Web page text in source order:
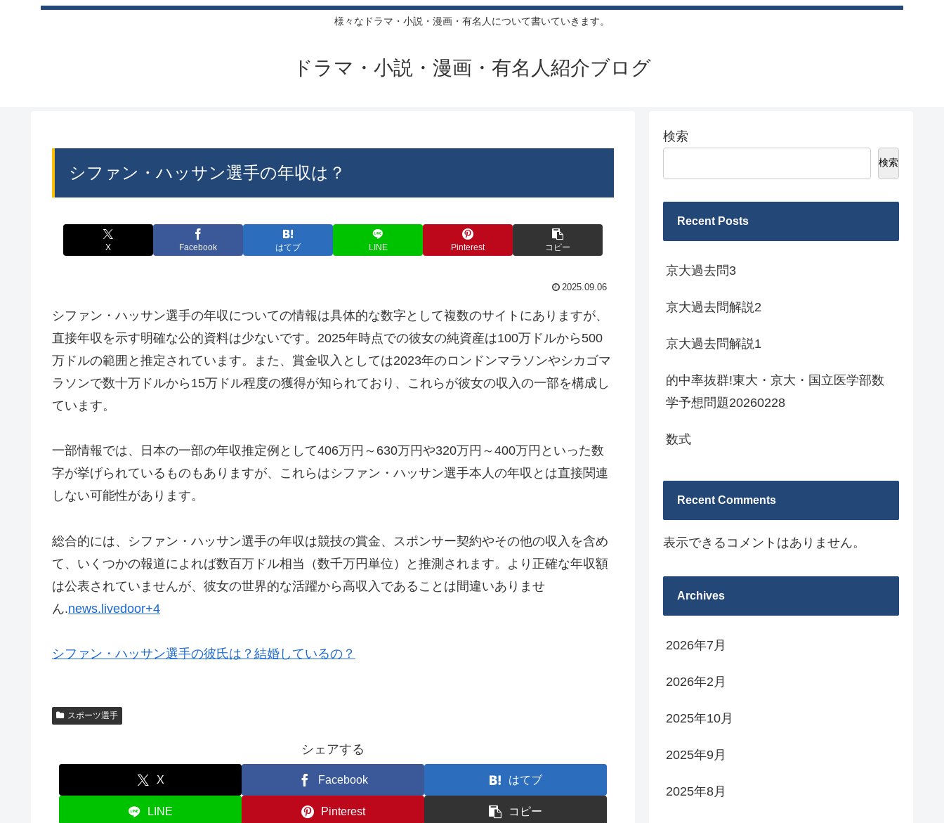
様々なドラマ・小説・漫画・有名人について書いていきます。
ドラマ・小説・漫画・有名人紹介ブログ
シファン・ハッサン選手の年収は？
X Facebook はてブ LINE Pinterest コピー
2025.09.06
シファン・ハッサン選手の年収についての情報は具体的な数字として複数のサイトにありますが、
直接年収を示す明確な公的資料は少ないです。2025年時点での彼女の純資産は100万ドルから500
万ドルの範囲と推定されています。また、賞金収入としては2023年のロンドンマラソンやシカゴマ
ラソンで数十万ドルから15万ドル程度の獲得が知られており、これらが彼女の収入の一部を構成し
ています。
一部情報では、日本の一部の年収推定例として406万円～630万円や320万円～400万円といった数
字が挙げられているものもありますが、これらはシファン・ハッサン選手本人の年収とは直接関連
しない可能性があります。
総合的には、シファン・ハッサン選手の年収は競技の賞金、スポンサー契約やその他の収入を含め
て、いくつかの報道によれば数百万ドル相当（数千万円単位）と推測されます。より正確な年収額
は公表されていませんが、彼女の世界的な活躍から高収入であることは間違いありませ
ん.news.livedoor+4
シファン・ハッサン選手の彼氏は？結婚しているの？
スポーツ選手
シェアする
X Facebook はてブ
LINE Pinterest コピー
検索
検索
Recent Posts
京大過去問3
京大過去問解説2
京大過去問解説1
的中率抜群!東大・京大・国立医学部数
学予想問題20260228
数式
Recent Comments
表示できるコメントはありません。
Archives
2026年7月
2026年2月
2025年10月
2025年9月
2025年8月